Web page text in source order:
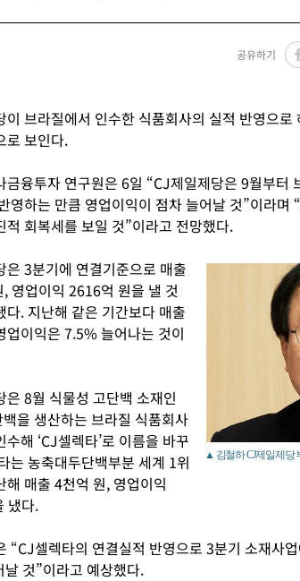
공유하기
이 브라질에서 인수한 식품회사의 실적 반영으로
로 보인다.
금융투자 연구원은 6일 “CJ제일제당은 9월부터
영하는 만큼 영업이익이 점차 늘어날 것”이라며
적 회복세를 보일 것”이라고 전망했다.
▲ 김철하 CJ제일제당
은 3분기에 연결기준으로 매출
영업이익 2616억 원을 낼 것
다. 지난해 같은 기간보다 매출
업이익은 7.5% 늘어나는 것이
은 8월 식물성 고단백 소재인
을 생산하는 브라질 식품회사
수해 ‘CJ셀렉타’로 이름을 바꾸
는 농축대두단백부분 세계 1위
해 매출 4천억 원, 영업이익
냈다.
“CJ셀렉타의 연결실적 반영으로 3분기 소재사
것”이라고 예상했다.